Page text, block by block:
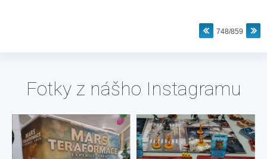
748/859
Fotky z nášho Instagramu